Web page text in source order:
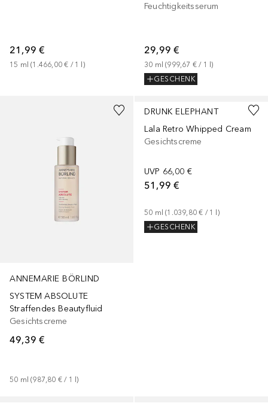
21,99 €
15 ml (1.466,00 € / 1 )
Feuchtigkeitsserum
29,99 €
30 ml (999,67 € / 1 l)
GESCHENK
ANNEMARIE BÖRLIND
SYSTEM ABSOLUTE
Straffendes Beautyfluid
Gesichtscreme
49,39 €
50 ml (987,80 € / 1 l)
DRUNK ELEPHANT
Lala Retro Whipped Cream
Gesichtscreme
UVP 66,00 €
51,99 €
50 ml (1.039,80 € / 1
)
GESCHENK
Größe
1Größe